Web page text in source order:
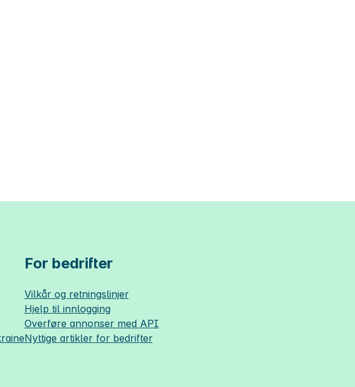
For bedrifter
Vilkår og retningslinjer
Hjelp til innlogging
Overføre annonser med API
Nyttige artikler for bedrifter